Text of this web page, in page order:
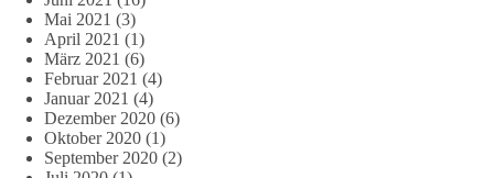
Mai 2021 (3)
April 2021 (1)
März 2021 (6)
Februar 2021 (4)
Januar 2021 (4)
Dezember 2020 (6)
Oktober 2020 (1)
September 2020 (2)